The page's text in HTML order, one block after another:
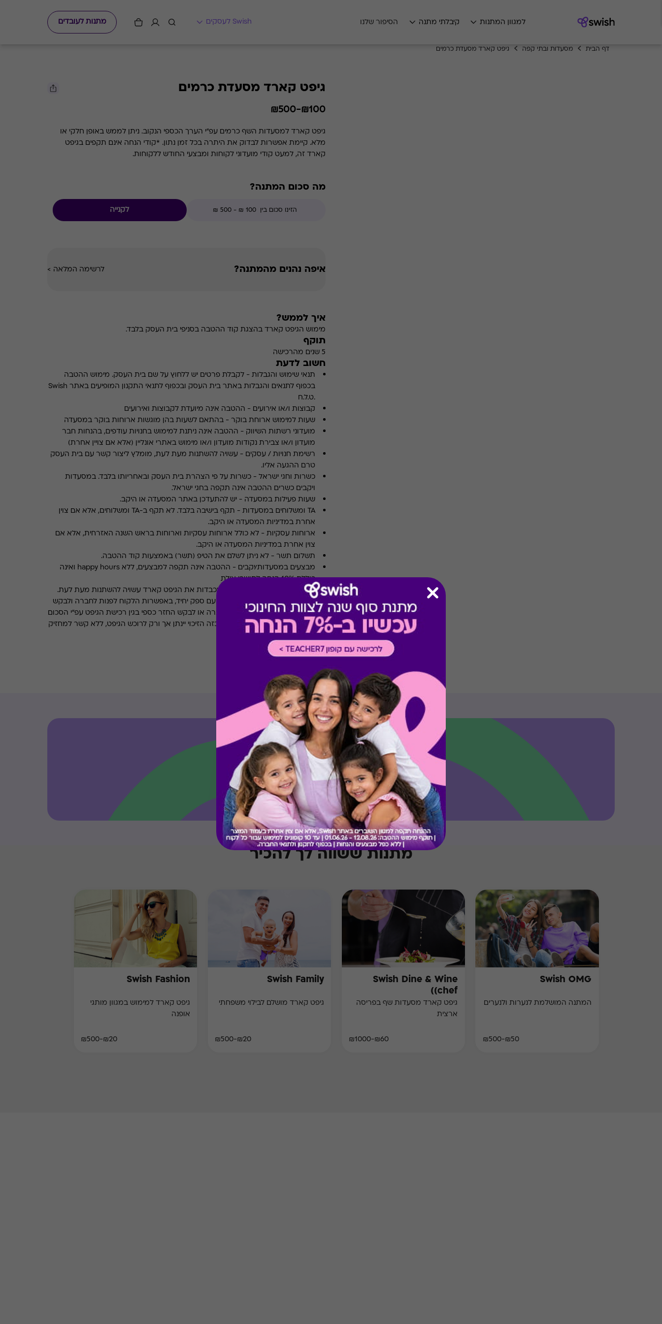
למגוון המתנות קיבלתי מתנה הסיפור שלנו Swish לעסקים מתנות לעובדים
דף הבית מסעדות ובתי קפה גיפט קארד מסעדת כרמים
גיפט קארד מסעדת כרמים
₪100-₪500
גיפט קארד למסעדות השף כרמים עפ"י הערך הכספי הנקוב. ניתן לממש באופן חלקי או
מלא. קיימת אפשרות לבדוק את היתרה בכל זמן נתון. *קודי הנחה אינם תקפים בגיפט
קארד זה, למעט קודי מועדוני לקוחות ומבצעי החודש ללקוחות.
מה סכום המתנה?
לקנייה
איפה נהנים מהמתנה? לרשימה המלאה >
איך לממש?
מימוש הגיפט קארד בהצגת קוד ההטבה בסניפי בית העסק בלבד.
תוקף
5 שנים מהרכישה
חשוב לדעת
תנאי שימוש והגבלות -לקבלת פרטים יש ללחוץ על שם בית העסק. מימוש ההטבה
בכפוף לתנאים והגבלות באתר בית העסק ובכפוף לתנאי התקנון המופיעים באתר Swish
.ט.ל.ח
קבוצות ו/או אירועים - ההטבה אינה מיועדת לקבוצות ואירועים
שעות למימוש ארוחת בוקר - בהתאם לשעות בהן מוגשות ארוחות בוקר במסעדה
מועדוני רשתות השיווק - ההטבה אינה ניתנת למימוש בחנויות עודפים, בהנחות חבר
מועדון ו/או צבירת נקודות מועדון ו/או מימוש באתרי אונליין (אלא אם צויין אחרת)
רשימת חנויות / עסקים -עשויה להשתנות מעת לעת, מומלץ ליצור קשר עם בית העסק
טרם ההגעה אליו.
כשרות וחגי ישראל -כשרות על פי הצהרת בית העסק ובאחריותו בלבד. במסעדות
ויקבים כשרים ההטבה אינה תקפה בחגי ישראל.
שעות פעילות במסעדה -יש להתעדכן באתר המסעדה או היקב.
TA ומשלוחים במסעדות
-
תקף בישיבה בלבד. לא תקף ב-TA ומשלוחים, אלא אם צוין
אחרת במדיניות המסעדה או היקב.
ארוחות עסקיות -לא כולל ארוחות עסקיות וארוחות בראש השנה האזרחית, אלא אם
צוין אחרת במדיניות המסעדה או היקב.
תשלום תשר -לא ניתן לשלם את הטיפ (תשר) באמצעות קוד ההטבה.
מבצעים במסעדות/יקבים -
ההטבה אינה תקפה למבצעים, ללא happy hours ואינה
כוללת 10% הנחה לתושבי אילת
* מבוהר כי רשימת הספקים המכבדות את הגיפט קארד עשויה להשתנות מעת לעת.
* במקרה של ירידת ספק מגיפט עם ספק יחיד, באפשרות הלקוח לפנות לחברה ולבקש
כרטיס חלופי ממגוון כרטיסי החברה או לבקש החזר כספי בגין רכישת הגיפט עפ"י הסכום
ששולם בפועל לחברה (במקרה כזה הזיכוי יינתן אך ורק לרוכש הגיפט, ללא קשר למחזיק
הגיפט בפועל).
קיבלת מתנה כזו?
בירור יתרה בכרטיס
מתנות ששווה לך להכיר
Swish OMG
המתנה המושלמת לנערות ולנערים
₪50-₪500
Swish Dine & Wine
(chef)
גיפט קארד מסעדות שף בפריסה
ארצית
₪60-₪1000
Swish Family
גיפט קארד מושלם לבילוי משפחתי
₪20-₪500
Swish Fashion
גיפט קארד למימוש במגוון מותגי
אופנה
₪20-₪500